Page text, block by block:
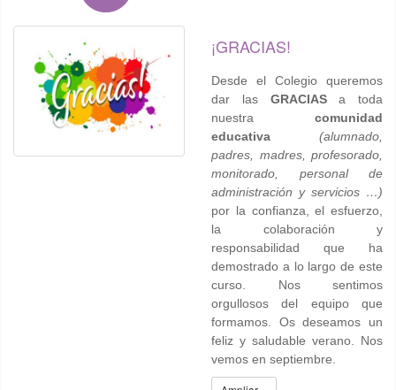
¡GRACIAS!
Desde el Colegio queremos
dar las GRACIASa toda
nuestra comunidad
educativa
(alumnado,
padres, madres, profesorado,
monitorado, personal de
administración y servicios …)
por la confianza, el esfuerzo,
la colaboración y
responsabilidad que ha
demostrado a lo largo de este
curso. Nos sentimos
orgullosos del equipo que
formamos. Os deseamos un
feliz y saludable verano. Nos
vemos en septiembre.